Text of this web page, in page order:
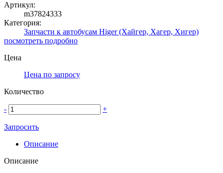
Артикул:
m37824333
Категория:
Запчасти к автобусам Higer (Хайгер, Хагер, Хигер)
посмотреть подробно
Цена
Цена по запросу
Количество
- +
Запросить
Описание
Описание